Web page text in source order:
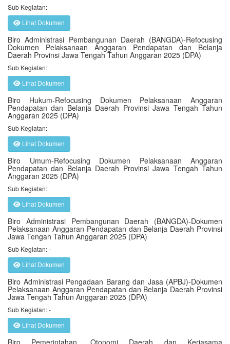
Sub Kegiatan:
Lihat Dokumen
Biro Administrasi Pembangunan Daerah (BANGDA)-Refocusing
Dokumen Pelaksanaan Anggaran Pendapatan dan Belanja
Daerah Provinsi Jawa Tengah Tahun Anggaran 2025 (DPA)
Sub Kegiatan:
Lihat Dokumen
Biro Hukum-Refocusing Dokumen Pelaksanaan Anggaran
Pendapatan dan Belanja Daerah Provinsi Jawa Tengah Tahun
Anggaran 2025 (DPA)
Sub Kegiatan:
Lihat Dokumen
Biro Umum-Refocusing Dokumen Pelaksanaan Anggaran
Pendapatan dan Belanja Daerah Provinsi Jawa Tengah Tahun
Anggaran 2025 (DPA)
Sub Kegiatan:
Lihat Dokumen
Biro Administrasi Pembangunan Daerah (BANGDA)-Dokumen
Pelaksanaan Anggaran Pendapatan dan Belanja Daerah Provinsi
Jawa Tengah Tahun Anggaran 2025 (DPA)
Sub Kegiatan: -
Lihat Dokumen
Biro Administrasi Pengadaan Barang dan Jasa (APBJ)-Dokumen
Pelaksanaan Anggaran Pendapatan dan Belanja Daerah Provinsi
Jawa Tengah Tahun Anggaran 2025 (DPA)
Sub Kegiatan: -
Lihat Dokumen
Biro Pemerintahan, Otonomi Daerah dan Kerjasama